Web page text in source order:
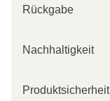
Rückgabe
Nachhaltigkeit
Produktsicherheit